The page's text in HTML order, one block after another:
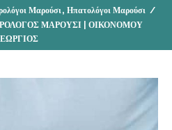
Μαρούσι , Ηπατολόγοι Μαρούσι /
ΜΑΡΟΥΣΙ | ΟΙΚΟΝΟΜΟΥ